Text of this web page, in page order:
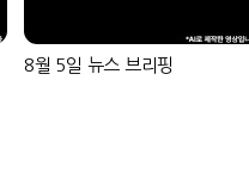
8월 5일 뉴스 브리핑